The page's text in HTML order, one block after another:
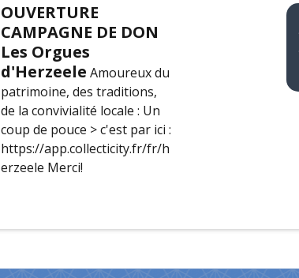
OUVERTURE
CAMPAGNE DE DON
Les Orgues
d'Herzeele Amoureux du
patrimoine, des traditions,
de la convivialité locale : Un
coup de pouce > c'est par ici :
https://app.collecticity.fr/fr/h
erzeele Merci!